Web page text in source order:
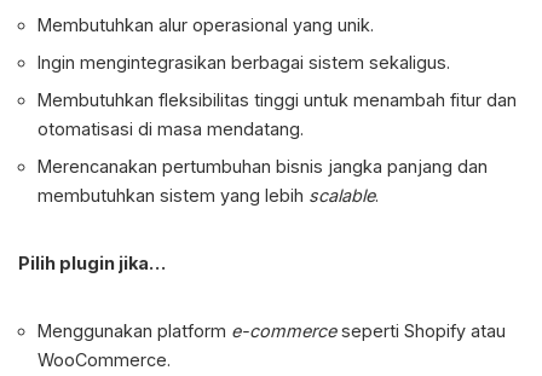
Membutuhkan alur operasional yang unik.
Ingin mengintegrasikan berbagai sistem sekaligus.
Membutuhkan fleksibilitas tinggi untuk menambah fitur dan
otomatisasi di masa mendatang.
Merencanakan pertumbuhan bisnis jangka panjang dan
membutuhkan sistem yang lebih scalable.
Pilih plugin jika…
Menggunakan platform e-commerceseperti Shopify atau
WooCommerce.